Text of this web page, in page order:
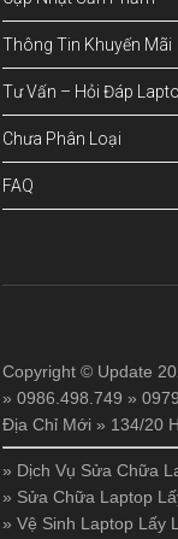
Thông Tin Khuyến Mãi
Tư Vấn – Hỏi Đáp
Chưa Phân Loại
FAQ
Copyright © Update
» 0986.498.749 »
Địa Chỉ Mới » 134/20
» Dịch Vụ Sửa Chữa
» Sửa Chữa Laptop
» Vệ Sinh Laptop Lấy